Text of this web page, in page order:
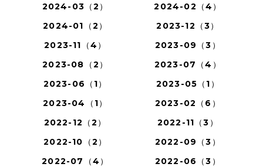
2024-03（2）
2024-02（4）
2024-01（2）
2023-12（3）
2023-11（4）
2023-09（3）
2023-08（2）
2023-07（4）
2023-06（1）
2023-05（1）
2023-04（1）
2023-02（6）
2022-12（2）
2022-11（3）
2022-10（2）
2022-09（3）
2022-07（4）
2022-06（3）